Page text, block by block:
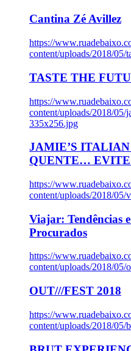
Cantina Zé Avillez
https://
content/uploads/2018/05/
TASTE THE
https://
content/uploads/2018/
335x256.jpg
JAMIE’S
QUENTE… EVITE
https://
content/uploads/2018/05/
Viajar: Tendências
Procurados
https://
content/uploads/2018/
OUT///FEST 2018
https://
content/uploads/2018/05/